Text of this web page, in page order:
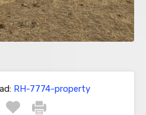
RH-7774-property